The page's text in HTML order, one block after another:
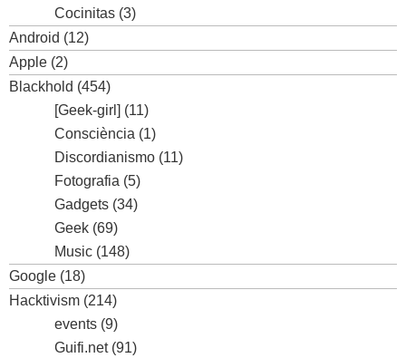
Cocinitas (3)
Android (12)
Apple (2)
Blackhold (454)
[Geek-girl] (11)
Consciència (1)
Discordianismo (11)
Fotografia (5)
Gadgets (34)
Geek (69)
Music (148)
Google (18)
Hacktivism (214)
events (9)
Guifi.net(91)